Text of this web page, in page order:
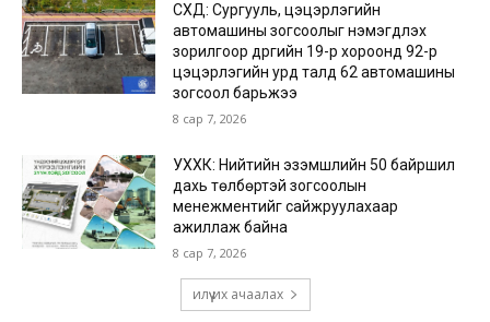
СХД: Сургууль, цэцэрлэгийн
автомашины зогсоолыг нэмэгдүүлэх
зорилгоор дүүргийн 19-р хороонд 92-р
цэцэрлэгийн урд талд 62 автомашины
зогсоол барьжээ
8 сар 7, 2026
УХХК: Нийтийн эзэмшлийн 50 байршил
дахь төлбөртэй зогсоолын
менежментийг сайжруулахаар
ажиллаж байна
8 сар 7, 2026
илүү их ачаалах